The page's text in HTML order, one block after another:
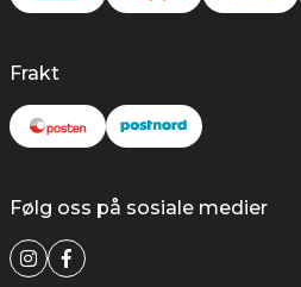
Frakt
Følg oss på sosiale medier